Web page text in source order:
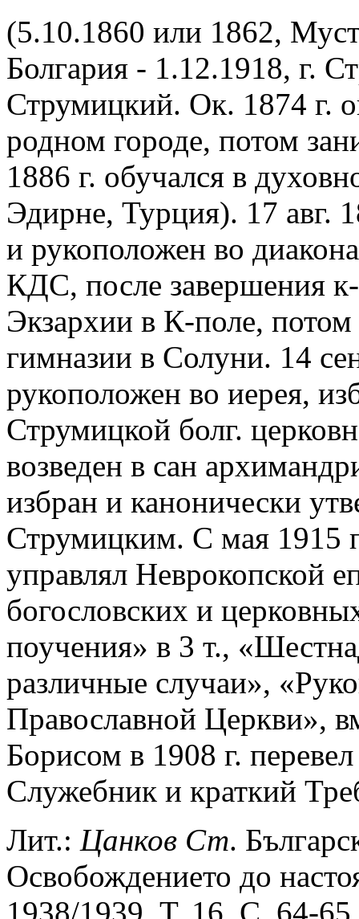
(5.10.1860 или 1862,
Болгария - 1.12.1918, г.
Струмицкий. Ок. 1874 г.
родном городе, потом
1886 г. обучался в
Эдирне, Турция). 17 авг.
и рукоположен во
КДС, после завершения
Экзархии в К-поле,
гимназии в Солуни. 14
рукоположен во иерея,
Струмицкой болг.
возведен в сан
избран и канонически
Струмицким. С мая 1915
управлял Неврокопской
богословских и
поучения» в 3 т.,
различные случаи»,
Православной Церкви»,
Борисом в 1908 г.
Служебник и краткий
Лит.: Цанков Ст.
Освобождението до
1938/1939. Т. 16. С. 64-65.